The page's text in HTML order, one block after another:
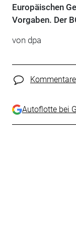
Europäischen
Vorgaben. Der
von dpa
Kommentare
Autoflotte bei